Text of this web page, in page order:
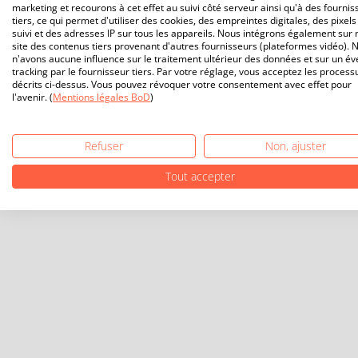
marketing et recourons à cet effet au suivi côté serveur ainsi qu'à des
tiers, ce qui permet d'utiliser des cookies, des empreintes digitales, des
suivi et des adresses IP sur tous les appareils. Nous intégrons également sur
site des contenus tiers provenant d'autres fournisseurs (plateformes vidéo).
n'avons aucune influence sur le traitement ultérieur des données et sur un
tracking par le fournisseur tiers. Par votre réglage, vous acceptez les
décrits ci-dessus. Vous pouvez révoquer votre consentement avec effet pour
l'avenir. (Mentions légales BoD)
Refuser
Non, ajuster
Tout accepter